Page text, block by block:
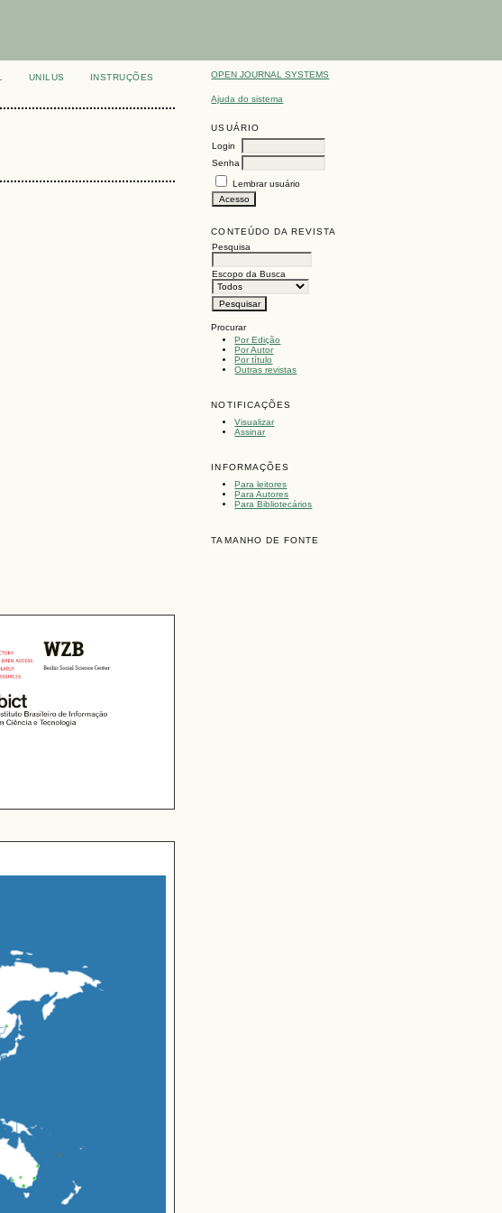
OPEN JOURNAL SYSTEMS
Ajuda do sistema
USUÁRIO
Login
Senha
Lembrar usuário
CONTEÚDO DA REVISTA
Pesquisa
Escopo da Busca
Procurar
Por Edição
Por Autor
Por título
Outras revistas
NOTIFICAÇÕES
Visualizar
Assinar
INFORMAÇÕES
Para leitores
Para Autores
Para Bibliotecários
TAMANHO DE FONTE
UNILUS
INSTRUÇÕES